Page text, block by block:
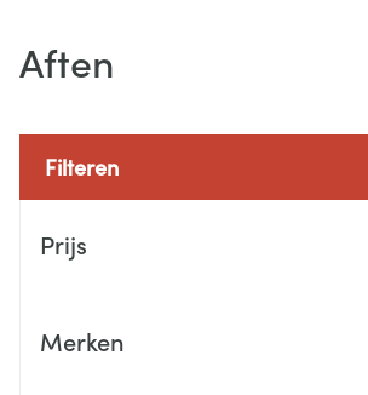
Aften
Filteren
Prijs
Merken